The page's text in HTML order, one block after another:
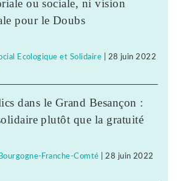
ou sociale, ni vision
pour le Doubs
Ecologique et Solidaire 28 juin 2022
dans le Grand Besançon :
plutôt que la gratuité
Franche-Comté 28 juin 2022